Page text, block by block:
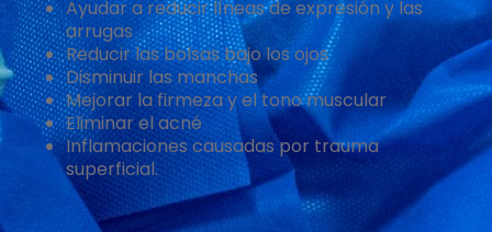
Ayudar a reducir líneas de expresión y las
arrugas
Reducir las bolsas bajo los ojos
Disminuir las manchas
Mejorar la firmeza y el tono muscular
Eliminar el acné
Inflamaciones causadas por trauma
superficial.